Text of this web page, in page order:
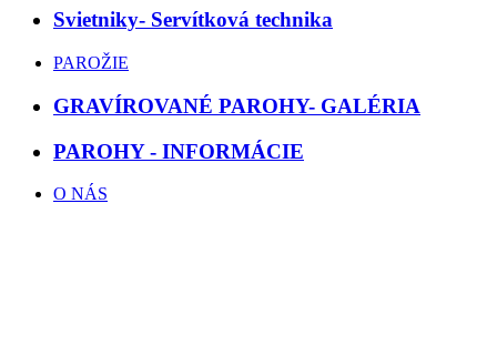
Svietniky- Servítková technika
PAROŽIE
GRAVÍROVANÉ PAROHY- GALÉRIA
PAROHY - INFORMÁCIE
O NÁS